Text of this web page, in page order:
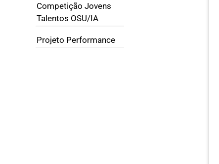
Competição Jovens
Talentos OSU/IA
Projeto Performance